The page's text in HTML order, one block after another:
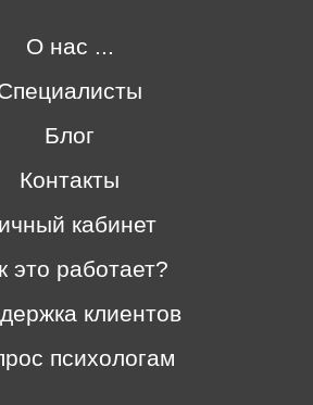
О нас ...
Блог
Контакты
кабинет
это работает?
клиентов
психологам